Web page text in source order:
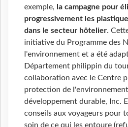
exemple, la campagne pour
progressivement les
dans le secteur hôtelier.
initiative du Programme des
l'environnement et a été
Département philippin du
collaboration avec le Centre
protection de
développement durable, Inc.
conseils aux voyageurs pour
soin de ce qui les entoure